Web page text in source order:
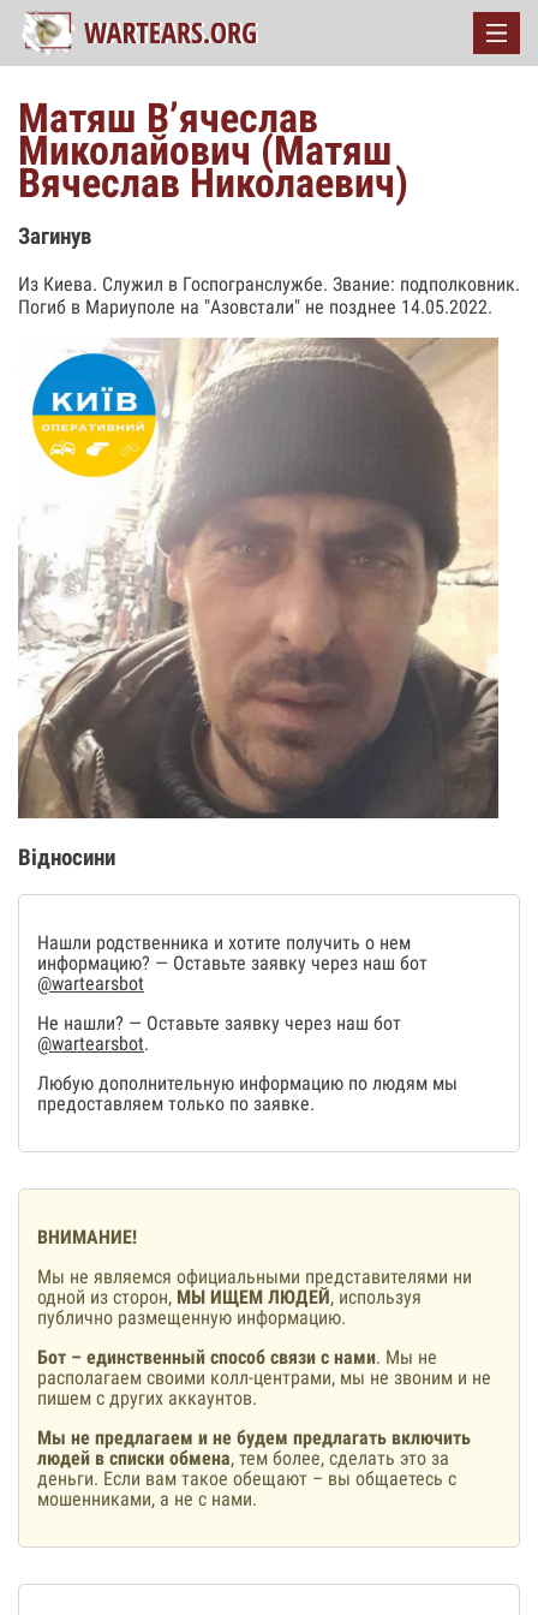
Матяш В’ячеслав
Миколайович (Матяш
Вячеслав Николаевич)
Загинув
Из Киева. Служил в Госпогранслужбе. Звание: подполковник.
Погиб в Мариуполе на "Азовстали" не позднее 14.05.2022.
Відносини
Нашли родственника и хотите получить о нем
информацию? — Оставьте заявку через наш бот
@wartearsbot
Не нашли? — Оставьте заявку через наш бот
@wartearsbot.
Любую дополнительную информацию по людям мы
предоставляем только по заявке.
ВНИМАНИЕ!
Мы не являемся официальными представителями ни
одной из сторон, МЫ ИЩЕМ ЛЮДЕЙ, используя
публично размещенную информацию.
Бот – единственный способ связи с нами. Мы не
располагаем своими колл-центрами, мы не звоним и не
пишем с других аккаунтов.
Мы не предлагаем и не будем предлагать включить
людей в списки обмена, тем более, сделать это за
деньги. Если вам такое обещают – вы общаетесь с
мошенниками, а не с нами.